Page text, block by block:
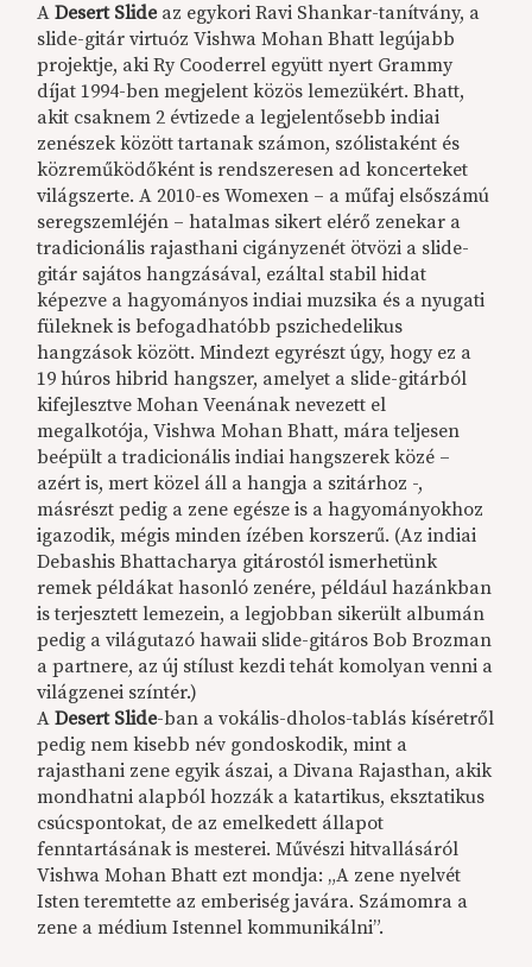
A Desert Slideaz egykori Ravi Shankar-tanítvány, a
slide-gitár virtuóz Vishwa Mohan Bhatt legújabb
projektje, aki Ry Cooderrel együtt nyert Grammy
díjat 1994-ben megjelent közös lemezükért. Bhatt,
akit csaknem 2 évtizede a legjelentősebb indiai
zenészek között tartanak számon, szólistaként és
közreműködőként is rendszeresen ad koncerteket
világszerte. A 2010-es Womexen – a műfaj elsőszámú
seregszemléjén – hatalmas sikert elérő zenekar a
tradicionális rajasthani cigányzenét ötvözi a slide-
gitár sajátos hangzásával, ezáltal stabil hidat
képezve a hagyományos indiai muzsika és a nyugati
füleknek is befogadhatóbb pszichedelikus
hangzások között. Mindezt egyrészt úgy, hogy ez a
19 húros hibrid hangszer, amelyet a slide-gitárból
kifejlesztve Mohan Veenának nevezett el
megalkotója, Vishwa Mohan Bhatt, mára teljesen
beépült a tradicionális indiai hangszerek közé –
azért is, mert közel áll a hangja a szitárhoz -,
másrészt pedig a zene egésze is a hagyományokhoz
igazodik, mégis minden ízében korszerű. (Az indiai
Debashis Bhattacharya gitárostól ismerhetünk
remek példákat hasonló zenére, például hazánkban
is terjesztett lemezein, a legjobban sikerült albumán
pedig a világutazó hawaii slide-gitáros Bob Brozman
a partnere, az új stílust kezdi tehát komolyan venni a
világzenei színtér.)
ADesert Slide-ban a vokális-dholos-tablás kíséretről
pedig nem kisebb név gondoskodik, mint a
rajasthani zene egyik ászai, a Divana Rajasthan, akik
mondhatni alapból hozzák a katartikus, eksztatikus
csúcspontokat, de az emelkedett állapot
fenntartásának is mesterei. Művészi hitvallásáról
Vishwa Mohan Bhatt ezt mondja: „A zene nyelvét
Isten teremtette az emberiség javára. Számomra a
zene a médium Istennel kommunikálni”.